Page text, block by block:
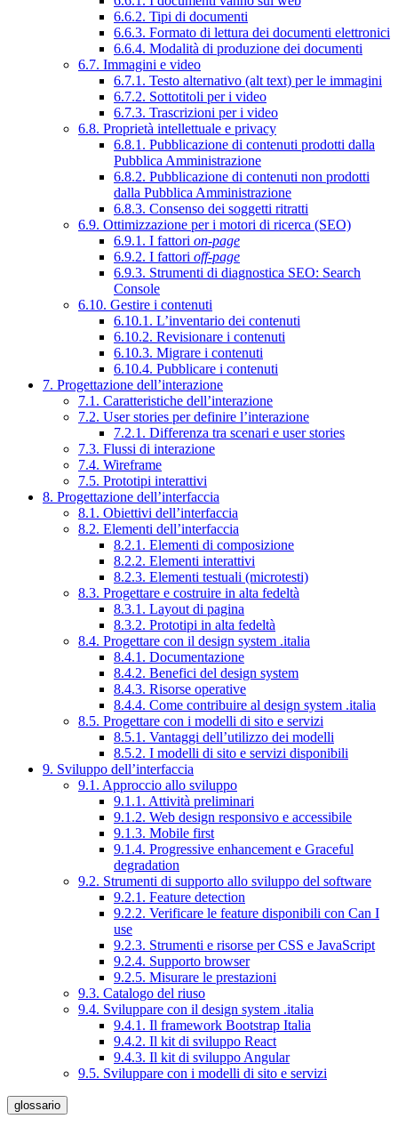
6.6.2. Tipi di documenti
6.6.3. Formato di lettura dei documenti elettronici
6.6.4. Modalità di produzione dei documenti
6.7. Immagini e video
6.7.1. Testo alternativo (alt text) per le immagini
6.7.2. Sottotitoli per i video
6.7.3. Trascrizioni per i video
6.8. Proprietà intellettuale e privacy
6.8.1. Pubblicazione di contenuti prodotti dalla
Pubblica Amministrazione
6.8.2. Pubblicazione di contenuti non prodotti
dalla Pubblica Amministrazione
6.8.3. Consenso dei soggetti ritratti
6.9. Ottimizzazione per i motori di ricerca (SEO)
6.9.1. I fattori on-page
6.9.2. I fattori off-page
6.9.3. Strumenti di diagnostica SEO: Search
Console
6.10. Gestire i contenuti
6.10.1. L’inventario dei contenuti
6.10.2. Revisionare i contenuti
6.10.3. Migrare i contenuti
6.10.4. Pubblicare i contenuti
7. Progettazione dell’interazione
7.1. Caratteristiche dell’interazione
7.2. User stories per definire l’interazione
7.2.1. Differenza tra scenari e user stories
7.3. Flussi di interazione
7.4. Wireframe
7.5. Prototipi interattivi
8. Progettazione dell’interfaccia
8.1. Obiettivi dell’interfaccia
8.2. Elementi dell’interfaccia
8.2.1. Elementi di composizione
8.2.2. Elementi interattivi
8.2.3. Elementi testuali (microtesti)
8.3. Progettare e costruire in alta fedeltà
8.3.1. Layout di pagina
8.3.2. Prototipi in alta fedeltà
8.4. Progettare con il design system .italia
8.4.1. Documentazione
8.4.2. Benefici del design system
8.4.3. Risorse operative
8.4.4. Come contribuire al design system .italia
8.5. Progettare con i modelli di sito e servizi
8.5.1. Vantaggi dell’utilizzo dei modelli
8.5.2. I modelli di sito e servizi disponibili
9. Sviluppo dell’interfaccia
9.1. Approccio allo sviluppo
9.1.1. Attività preliminari
9.1.2. Web design responsivo e accessibile
9.1.3. Mobile first
9.1.4. Progressive enhancement e Graceful
degradation
9.2. Strumenti di supporto allo sviluppo del software
9.2.1. Feature detection
9.2.2. Verificare le feature disponibili con Can I
use
9.2.3. Strumenti e risorse per CSS e JavaScript
9.2.4. Supporto browser
9.2.5. Misurare le prestazioni
9.3. Catalogo del riuso
9.4. Sviluppare con il design system .italia
9.4.1. Il framework Bootstrap Italia
9.4.2. Il kit di sviluppo React
9.4.3. Il kit di sviluppo Angular
9.5. Sviluppare con i modelli di sito e servizi
glossario